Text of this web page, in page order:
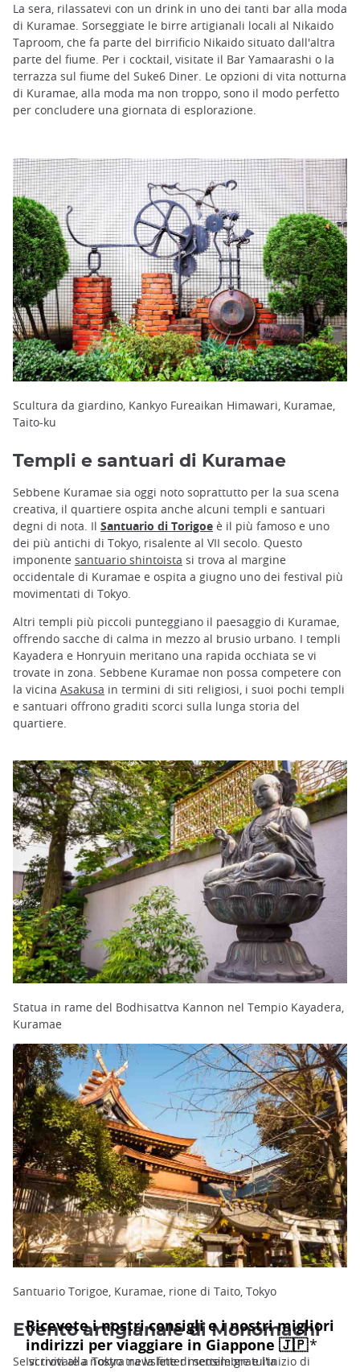
La sera, rilassatevi con un drink in uno dei tanti bar alla moda
di Kuramae. Sorseggiate le birre artigianali locali al Nikaido
Taproom, che fa parte del birrificio Nikaido situato dall'altra
parte del fiume. Per i cocktail, visitate il Bar Yamaarashi o la
terrazza sul fiume del Suke6 Diner. Le opzioni di vita notturna
di Kuramae, alla moda ma non troppo, sono il modo perfetto
per concludere una giornata di esplorazione.
Scultura da giardino, Kankyo Fureaikan Himawari, Kuramae,
Taito-ku
Templi e santuari di Kuramae
Sebbene Kuramae sia oggi noto soprattutto per la sua scena
creativa, il quartiere ospita anche alcuni templi e santuari
degni di nota. Il Santuario di Torigoe è il più famoso e uno
dei più antichi di Tokyo, risalente al VII secolo. Questo
imponente santuario shintoista si trova al margine
occidentale di Kuramae e ospita a giugno uno dei festival più
movimentati di Tokyo.
Altri templi più piccoli punteggiano il paesaggio di Kuramae,
offrendo sacche di calma in mezzo al brusio urbano. I templi
Kayadera e Honryuin meritano una rapida occhiata se vi
trovate in zona. Sebbene Kuramae non possa competere con
la vicina Asakusa in termini di siti religiosi, i suoi pochi templi
e santuari offrono graditi scorci sulla lunga storia del
quartiere.
Statua in rame del Bodhisattva Kannon nel Tempio Kayadera,
Kuramae
Santuario Torigoe, Kuramae, rione di Taito, Tokyo
Evento artigianale di Monomachi
Se vi trovate a Tokyo tra la fine di settembre e l'inizio di